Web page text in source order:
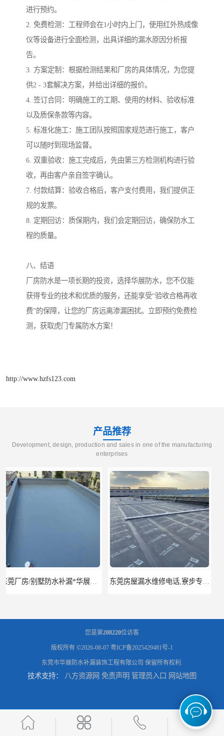
进行预约。
2. 免费检测：工程师会在1小时内上门，使用红外热成像
仪等设备进行全面检测，出具详细的漏水原因分析报
告。
3. 方案定制：根据检测结果和厂房的具体情况，为您提
供2 - 3套解决方案，并给出详细的报价。
4. 签订合同：明确施工的工期、使用的材料、验收标准
以及质保条款等内容。
5. 标准化施工：施工团队按照国家规范进行施工，客户
可以随时到现场监督。
6. 双重验收：施工完成后，先由第三方检测机构进行验
收，再由客户亲自签字确认。
7. 付款结算：验收合格后，客户支付费用，我们提供正
规的发票。
8. 定期回访：质保期内，我们会定期回访，确保防水工
程的质量。
八、结语
厂房防水是一项长期的投资，选择华展防水，您不仅能
获得专业的技术和优质的服务，还能享受“验收合格再收
费”的保障，让您的厂房远离渗漏困扰。立即预约免费检
测，获取虎门专属防水方案！
http://www.hzfs123.com
产品推荐
Development, design, production and sales in one of the manufacturing
enterprises
东莞厚街专业厂房防水补漏选华展防水，质量好不复漏，省钱省力更省心 东莞防水补漏,厚街房屋漏水维修,厚街防水补漏,厚街厂房防水补漏
您是第208220位访客
版权所有 ©2026-08-07 粤ICP备2025429481号-1
东莞市华展防水补漏装饰工程有限公司 保留所有权利.
技术支持： 八方资源网 免责声明 管理员入口 网站地图